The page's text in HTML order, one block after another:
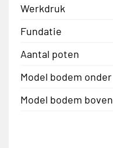
Werkdruk
Fundatie
Aantal poten
Model bodem onder
Model bodem boven